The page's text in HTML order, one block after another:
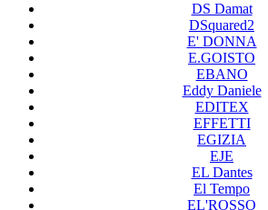
DS Damat
DSquared2
E' DONNA
E.GOISTO
EBANO
Eddy Daniele
EDITEX
EFFETTI
EGIZIA
EJE
EL Dantes
El Tempo
EL'ROSSO